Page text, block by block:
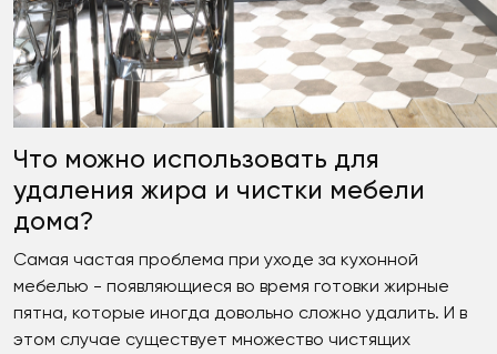
Что можно использовать для
удаления жира и чистки мебели
дома?
Самая частая проблема при уходе за кухонной
мебелью - появляющиеся во время готовки жирные
пятна, которые иногда довольно сложно удалить. И в
этом случае существует множество чистящих